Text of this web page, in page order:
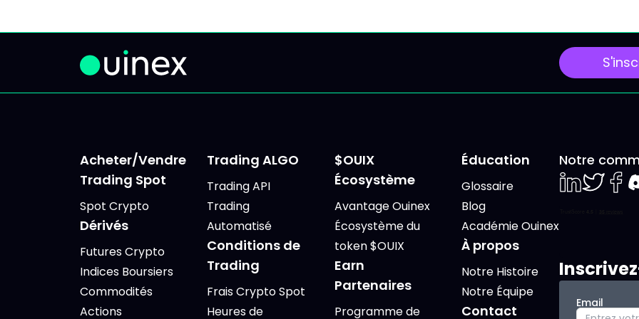
contradictoires et de signaux
se
lecture simple : 4 piliers,
exceptionnelle de «
Witching » susceptible
d'accentuer la
marchés. Lundi 15 Juin
Acheter/Vendre
Trading Spot
Spot Crypto
Dérivés
Futures Crypto
Indices Boursiers
Commodités
Actions
Trading ALGO
Trading API
Trading
Automatisé
Conditions de
Trading
Frais Crypto Spot
Heures de
$OUIX
Écosystème
Avantage Ouinex
Écosystème du
token $OUIX
Earn
Partenaires
Programme de
Éducation
Glossaire
Blog
Académie Ouinex
À propos
Notre Histoire
Notre Équipe
Contact
Notre
Email